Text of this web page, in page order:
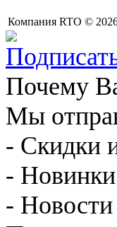
Компания RTO ©
Почему
Мы
- Скидки
-
-